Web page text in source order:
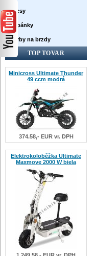
Dresy
Topánky
Farby na brzdy
TOP TOVAR
Minicross Ultimate Thunder
49 ccm modrá
374.58,- EUR vr. DPH
Elektrokoloběžka Ultimate
Maxmove 2000 W biela